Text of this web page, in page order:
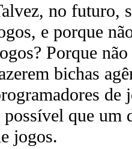
no futuro,
e porque
Porque
bichas
de
possível que um
jogos.